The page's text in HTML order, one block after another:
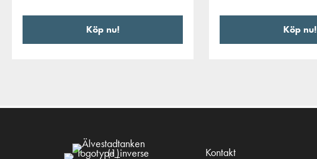
Köp nu! Köp nu!
Kontakt